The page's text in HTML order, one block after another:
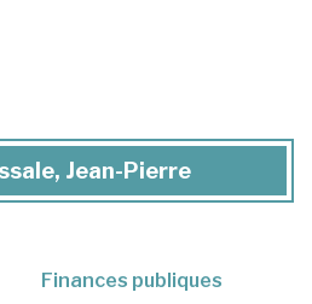
Jean-Pierre
Finances publiques